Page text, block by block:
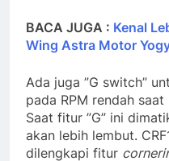
BACA JUGA : Kenal
Wing Astra Motor
Ada juga ”G switch”
pada RPM rendah
Saat fitur ”G” ini
akan lebih lembut.
dilengkapi fitur